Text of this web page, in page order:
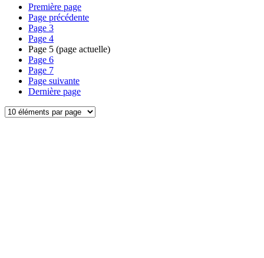
Première page
Page précédente
Page 3
Page 4
Page 5 (page actuelle)
Page 6
Page 7
Page suivante
Dernière page